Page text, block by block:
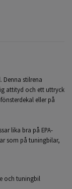
. Denna stilrena
attityd och ett uttryck
eller på
lika bra på EPA-
som på tuningbilar,
och tuningbil